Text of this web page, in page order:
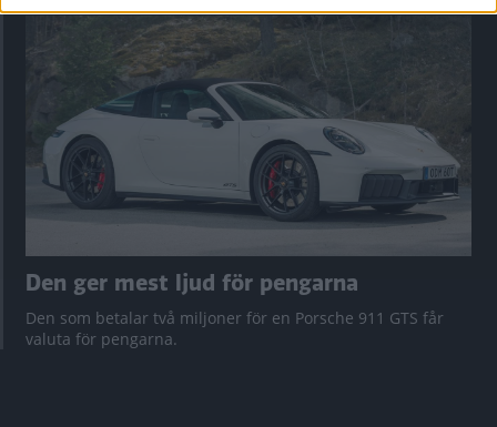
Den ger mest ljud för pengarna
Den som betalar två miljoner för en Porsche 911 GTS får
valuta för pengarna.